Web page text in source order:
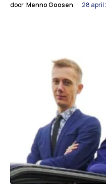
door Menno Goosen 28 april